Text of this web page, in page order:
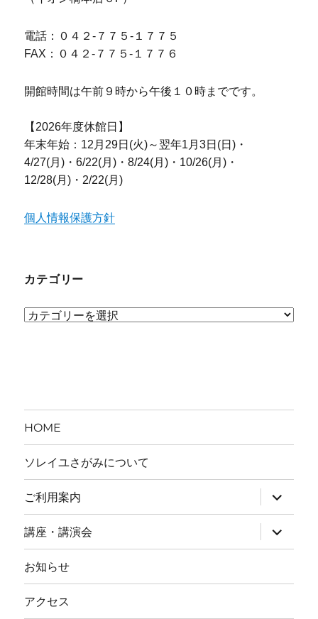
電話：０４２-７７５-１７７５
FAX：０４２-７７５-１７７６
開館時間は午前９時から午後１０時までです。
【2026年度休館日】
年末年始：12月29日(火)～翌年1月3日(日)・
4/27(月)・6/22(月)・8/24(月)・10/26(月)・
12/28(月)・2/22(月)
個人情報保護方針
カテゴリー
カ
HOME
ソレイユさがみについて
ご利用案内
ブ
ニ
ー
講座・講演会
ブ
ニ
お知らせ
アクセス